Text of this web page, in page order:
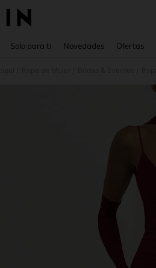
Solo para ti Novedades Ofertas